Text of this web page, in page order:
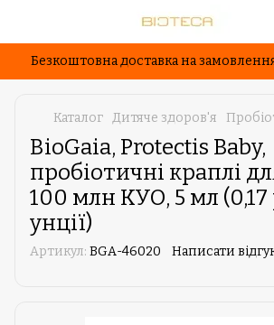
Безкоштовна доставка на
Каталог Дитяче здоров'я
BioGaia, Protectis Baby,
пробіотичні краплі
100 млн КУО, 5 мл (0,17
унції)
Артикул: BGA-46020 Написати